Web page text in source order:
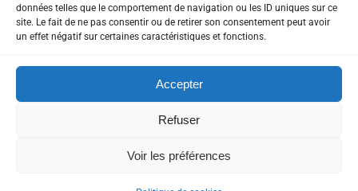
données telles que le comportement de navigation ou les ID uniques sur ce
site. Le fait de ne pas consentir ou de retirer son consentement peut avoir
un effet négatif sur certaines caractéristiques et fonctions.
Accepter
Refuser
Voir les préférences
MENTIONS LÉGALES
POLITIQUE DE CONFIDENTIALITÉ